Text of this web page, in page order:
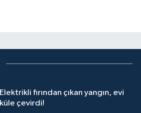
Elektrikli fırından çıkan yangın, evi
küle çevirdi!